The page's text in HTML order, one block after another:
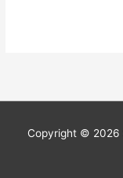
Copyright © 2026